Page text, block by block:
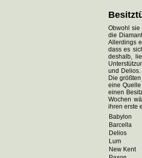
Obwohl sie
die
Allerdings
dass es
deshalb,
und Delios.
Die
eine
einen
Wochen
ihren erste
Babylon
Barcella
Delios
Lum
New Kent